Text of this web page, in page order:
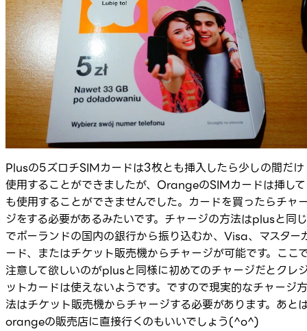
Plusの5ズロチSIMカードは3枚とも挿入したら少しの間だけ
使用することができましたが、OrangeのSIMカードは挿して
も使用することができませんでした。カードを買ったらチャ
ジをする必要があるみたいです。チャージの方法はplusと同じ
でポーランドの国内の銀行から振り込むか、Visa、マスター
ード、またはチケット販売機からチャージが可能です。ここ
注意して欲しいのがplusと同様に初めてのチャージだとクレ
ットカードは使えないようです。ですので現実的なチャージ方
法はチケット販売機からチャージする必要があります。あと
orangeの販売店に直接行くのもいいでしょう(^o^)